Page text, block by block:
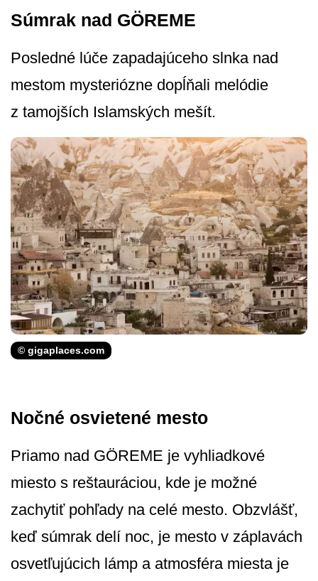
Súmrak nad GÖREME
Posledné lúče zapadajúceho slnka nad
mestom mysteriózne dopĺňali melódie
z tamojších Islamských mešít.
© gigaplaces.com
Nočné osvietené mesto
Priamo nad GÖREME je vyhliadkové
miesto s reštauráciou, kde je možné
zachytiť pohľady na celé mesto. Obzvlášť,
keď súmrak delí noc, je mesto v záplavách
osvetľujúcich lámp a atmosféra miesta je